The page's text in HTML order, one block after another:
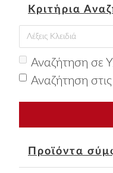
Κριτήρια
Αναζήτηση σε
Αναζήτηση
Προϊόντα